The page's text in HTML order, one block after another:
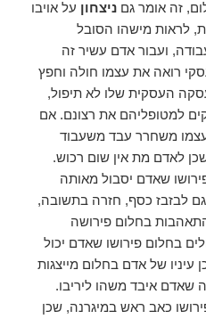
זה אומר גםניצחון על אויבו
לראות מישהו הסובל
ועבור אדם עשיר זה
רואה את עצמו חולה וחפץ
העסקית שלו לא תיפול,
למטופליהם את רצונם. אם
משחרר עבד משעבוד
לאדם מת אין שום רכוש.
שאדם יסבול מאותה
לבזבז כסף, חזרה בתשובה,
בחלום פירושה
בחלום פירושו שאדם יכול
עיניו של אדם בחלום מייצגות
שאדם איבד משהו ליריבו.
כאב ראש במיגרנה, שכן